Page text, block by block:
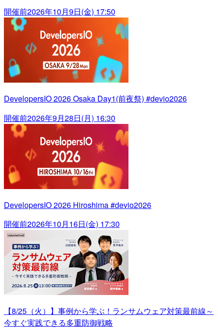
開催前2026年10月9日(金) 17:50
DevelopersIO 2026 Osaka Day1(前夜祭) #devio2026
開催前2026年9月28日(月) 16:30
DevelopersIO 2026 Hiroshima #devio2026
開催前2026年10月16日(金) 17:30
【8/25（火）】事例から学ぶ！ランサムウェア対策最前線～
今すぐ実践できる多重防御戦略